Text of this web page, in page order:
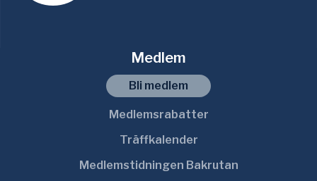
Medlem
Bli medlem
Medlemsrabatter
Träffkalender
Medlemstidningen Bakrutan